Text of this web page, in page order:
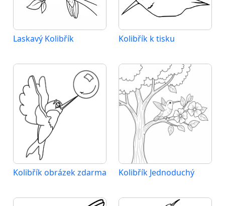
Laskavý Kolibřík Kolibřík k tisku
Kolibřík obrázek zdarma Kolibřík Jednoduchý